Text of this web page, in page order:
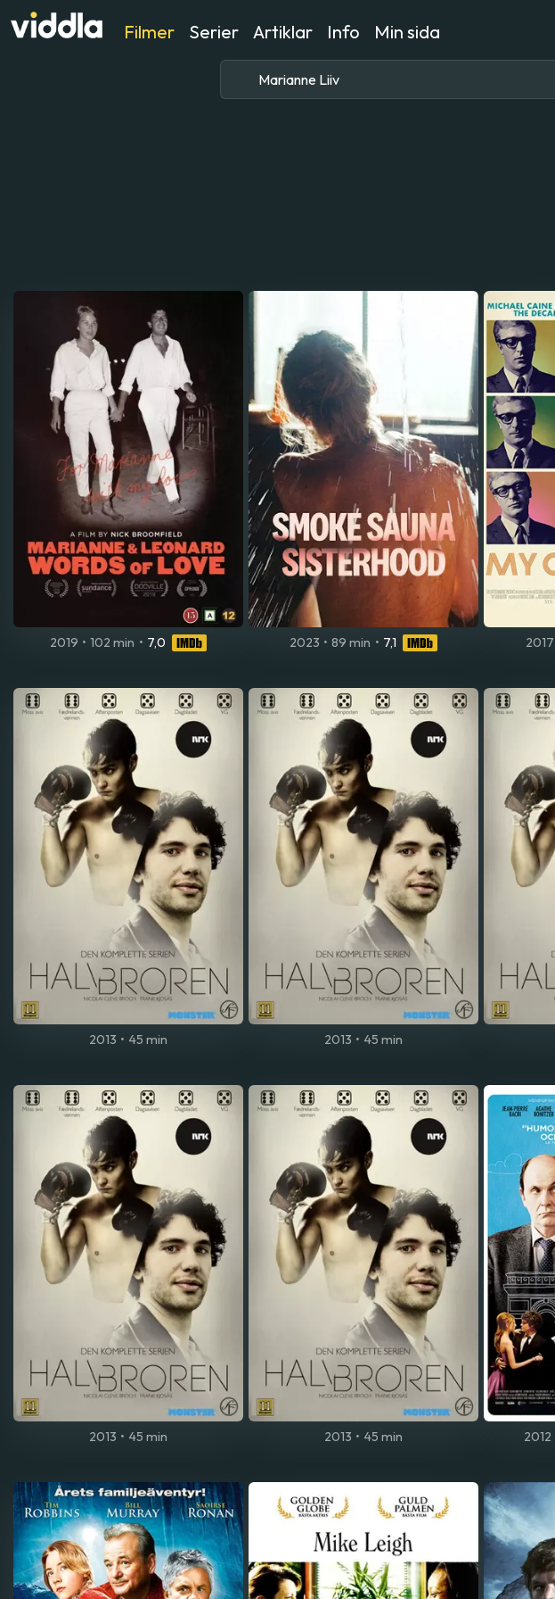
Filmer Serier Artiklar Info Min sida
2019 • 102 min • 7,0 2023 • 89 min • 7,1 2017
2013 • 45 min 2013 • 45 min
2013 • 45 min 2013 • 45 min 2012